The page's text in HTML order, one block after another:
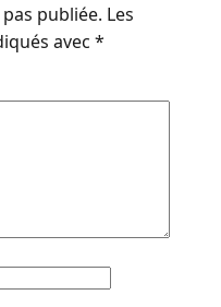
publiée. Les
avec *